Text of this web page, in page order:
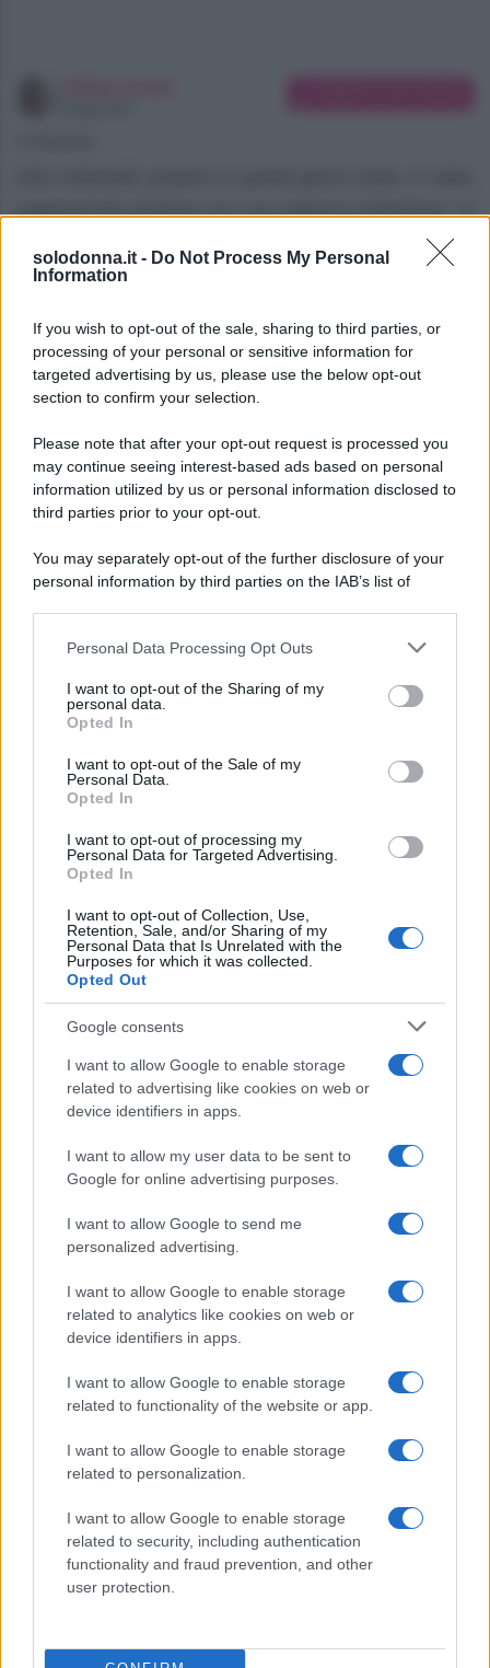
solodonna.it - Do Not Process My Personal
Information
If you wish to opt-out of the sale, sharing to third parties, or
processing of your personal or sensitive information for
targeted advertising by us, please use the below opt-out
section to confirm your selection.
Please note that after your opt-out request is processed you
may continue seeing interest-based ads based on personal
information utilized by us or personal information disclosed to
third parties prior to your opt-out.
You may separately opt-out of the further disclosure of your
personal information by third parties on the IAB’s list of
This information may also be disclosed by us to third parties
disclose it to other third parties.
Please note that this website/app uses one or more Google
services and may gather and store information including but
not limited to your visit or usage behaviour. You may click to
grant or deny consent to Google and its third-party tags to
consent section.
Personal Data Processing Opt Outs
I want to opt-out of the Sharing of my
personal data.
Opted In
I want to opt-out of the Sale of my
Personal Data.
Opted In
I want to opt-out of processing my
Personal Data for Targeted Advertising.
Opted In
I want to opt-out of Collection, Use,
Retention, Sale, and/or Sharing of my
Personal Data that Is Unrelated with the
Purposes for which it was collected.
Opted Out
Google consents
I want to allow Google to enable storage
related to advertising like cookies on web or
device identifiers in apps.
I want to allow my user data to be sent to
Google for online advertising purposes.
I want to allow Google to send me
personalized advertising.
I want to allow Google to enable storage
related to analytics like cookies on web or
device identifiers in apps.
I want to allow Google to enable storage
related to functionality of the website or app.
I want to allow Google to enable storage
related to personalization.
I want to allow Google to enable storage
related to security, including authentication
functionality and fraud prevention, and other
user protection.
paparazzato insieme con una ragazza misteriosa. Si
Foto Kimi Antonelli profilo ufficiale Instagram
Kimi Antonelli ha un nuovo
amore?
dellascuderia Mercedes, ha scelto le acque
Smeraldaper ricaricarsi.
immaginidiffuse dal
ripubblicate sui canali social lo mostranosereno
mentre si gode ilsole su uno yachte si diverte a
.
Tuttavia, ciò che ha realmente catturato
e dei media rosa è la presenza
costante di unaragazza misteriosa
possibile flirt
estivo.
In particolare, idue
rinomato. Lei inbikini, lui incostume da bagno